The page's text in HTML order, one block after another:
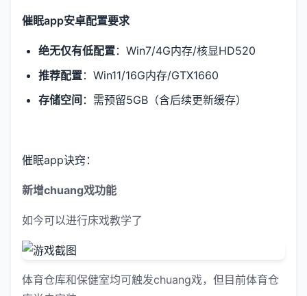
催眠app安卓配置要求
​绝无仅有低配置​​：Win7/4G内存/核显HD520
​推荐配置​​：Win11/16G内存/GTX1660
​存储空间​ ​：需预留5GB（含后续更新缓存）
催眠app诀窍：
新增chuang戏功能
如今可以进行床戏教学了
体育仓库和保健室均可触发chuang戏，但目前体育仓